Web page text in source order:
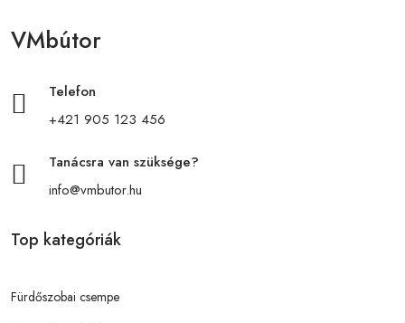
VMbútor
Telefon
+421 905 123 456
Tanácsra van szüksége?
info@vmbutor.hu
Top kategóriák
Fürdőszobai csempe